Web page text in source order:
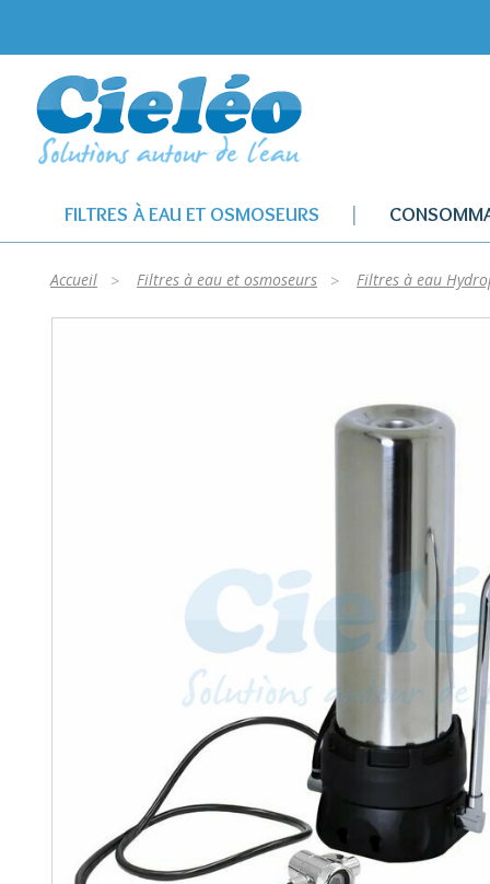
FILTRES À EAU ET OSMOSEURS
Accueil Filtres à eau et osmoseurs Filtres à eau